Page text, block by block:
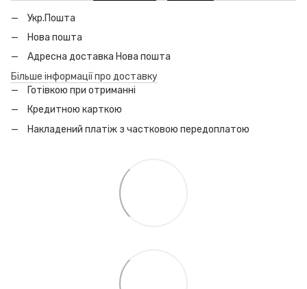
Укр.Пошта
Нова пошта
Адресна доставка Нова пошта
Більше інформації про доставку
Готівкою при отриманні
Кредитною карткою
Накладений платіж з частковою передоплатою